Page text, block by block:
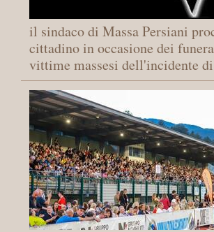
il sindaco di Massa Persiani
cittadino in occasione dei
vittime massesi dell'incidente